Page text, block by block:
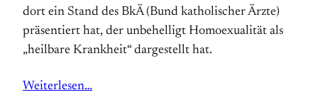
dort ein Stand des BkÄ (Bund katholischer Ärzte)
präsentiert hat, der unbehelligt Homoexualität als
„heilbare Krankheit“ dargestellt hat.
Weiterlesen…